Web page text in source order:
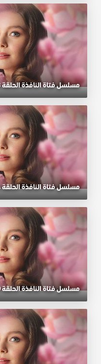
مسلسل فتاة النافذة الحلقة 58 مترجمة HD
مسلسل فتاة النافذة الحلقة 54 مترجمة HD
مسلسل فتاة النافذة الحلقة 50 مترجمة HD